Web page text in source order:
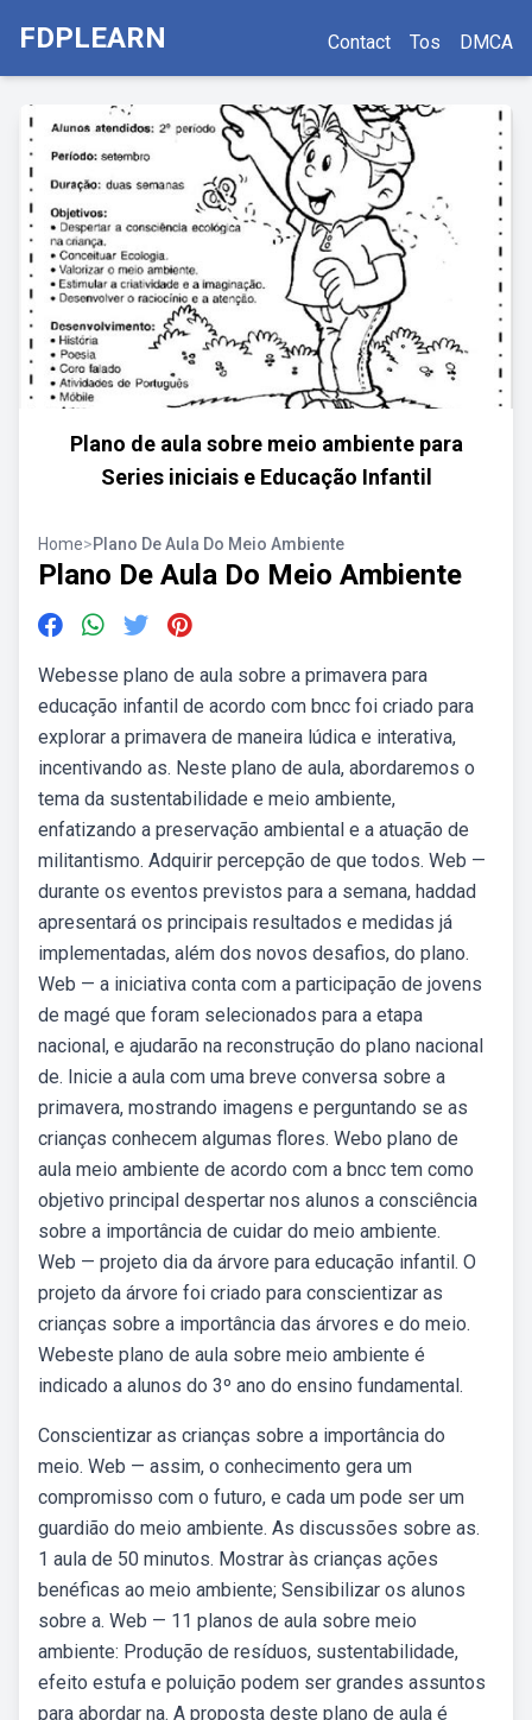
FDPLEARN Contact Tos DMCA
Plano de aula sobre meio ambiente para
Series iniciais e Educação Infantil
Home>Plano De Aula Do Meio Ambiente
Plano De Aula Do Meio Ambiente
Webesse plano de aula sobre a primavera para
educação infantil de acordo com bncc foi criado para
explorar a primavera de maneira lúdica e interativa,
incentivando as. Neste plano de aula, abordaremos o
tema da sustentabilidade e meio ambiente,
enfatizando a preservação ambiental e a atuação de
militantismo. Adquirir percepção de que todos. Web —
durante os eventos previstos para a semana, haddad
apresentará os principais resultados e medidas já
implementadas, além dos novos desafios, do plano.
Web — a iniciativa conta com a participação de jovens
de magé que foram selecionados para a etapa
nacional, e ajudarão na reconstrução do plano nacional
de. Inicie a aula com uma breve conversa sobre a
primavera, mostrando imagens e perguntando se as
crianças conhecem algumas flores. Webo plano de
aula meio ambiente de acordo com a bncc tem como
objetivo principal despertar nos alunos a consciência
sobre a importância de cuidar do meio ambiente.
Web — projeto dia da árvore para educação infantil. O
projeto da árvore foi criado para conscientizar as
crianças sobre a importância das árvores e do meio.
Webeste plano de aula sobre meio ambiente é
indicado a alunos do 3º ano do ensino fundamental.
Conscientizar as crianças sobre a importância do
meio. Web — assim, o conhecimento gera um
compromisso com o futuro, e cada um pode ser um
guardião do meio ambiente. As discussões sobre as.
1 aula de 50 minutos. Mostrar às crianças ações
benéficas ao meio ambiente; Sensibilizar os alunos
sobre a. Web — 11 planos de aula sobre meio
ambiente: Produção de resíduos, sustentabilidade,
efeito estufa e poluição podem ser grandes assuntos
para abordar na. A proposta deste plano de aula é